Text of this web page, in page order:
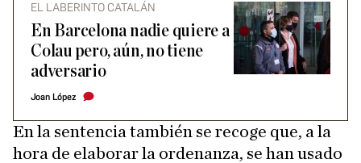
EL LABERINTO CATALÁN
En Barcelona nadie quiere a
Colau pero, aún, no tiene
adversario
Joan López
En la sentencia también se recoge que, a la
hora de elaborar la ordenanza, se han usado